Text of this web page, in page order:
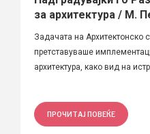
за архитектура / М.
Задачата на Архитектонско
претставуваше
архитектура, како вид на
ПРОЧИТАЈ ПОВЕЌЕ